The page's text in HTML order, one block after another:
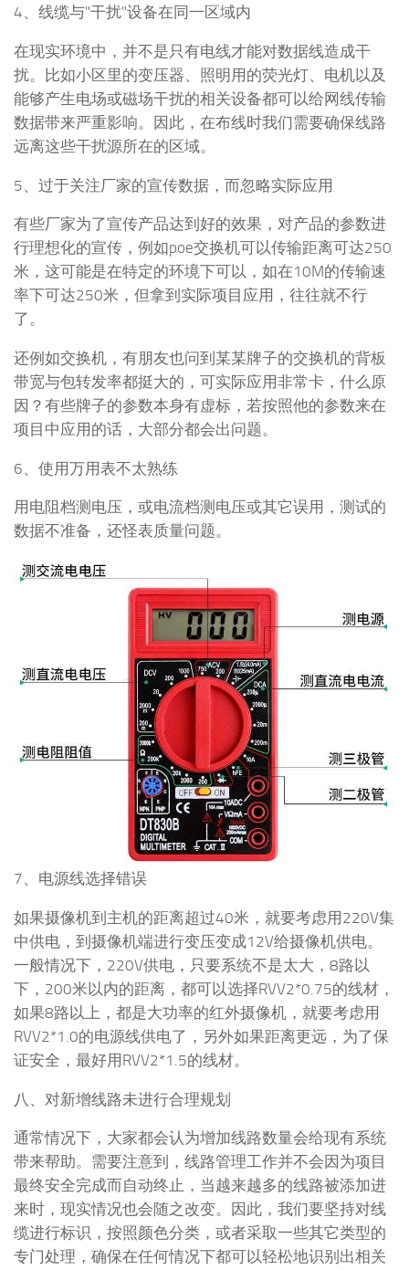
4、线缆与"干扰"设备在同一区域内
在现实环境中，并不是只有电线才能对数据线造成干
扰。比如小区里的变压器、照明用的荧光灯、电机以及
能够产生电场或磁场干扰的相关设备都可以给网线传输
数据带来严重影响。因此，在布线时我们需要确保线路
远离这些干扰源所在的区域。
5、过于关注厂家的宣传数据，而忽略实际应用
有些厂家为了宣传产品达到好的效果，对产品的参数进
行理想化的宣传，例如poe交换机可以传输距离可达250
米，这可能是在特定的环境下可以，如在10M的传输速
率下可达250米，但拿到实际项目应用，往往就不行
了。
还例如交换机，有朋友也问到某某牌子的交换机的背板
带宽与包转发率都挺大的，可实际应用非常卡，什么原
因？有些牌子的参数本身有虚标，若按照他的参数来在
项目中应用的话，大部分都会出问题。
6、使用万用表不太熟练
用电阻档测电压，或电流档测电压或其它误用，测试的
数据不准备，还怪表质量问题。
7、电源线选择错误
如果摄像机到主机的距离超过40米，就要考虑用220V集
中供电，到摄像机端进行变压变成12V给摄像机供电。
一般情况下，220V供电，只要系统不是太大，8路以
下，200米以内的距离，都可以选择RVV2*0.75的线材，
如果8路以上，都是大功率的红外摄像机，就要考虑用
RVV2*1.0的电源线供电了，另外如果距离更远，为了保
证安全，最好用RVV2*1.5的线材。
八、对新增线路未进行合理规划
通常情况下，大家都会认为增加线路数量会给现有系统
带来帮助。需要注意到，线路管理工作并不会因为项目
最终安全完成而自动终止，当越来越多的线路被添加进
来时，现实情况也会随之改变。因此，我们要坚持对线
缆进行标识，按照颜色分类，或者采取一些其它类型的
专门处理，确保在任何情况下都可以轻松地识别出相关